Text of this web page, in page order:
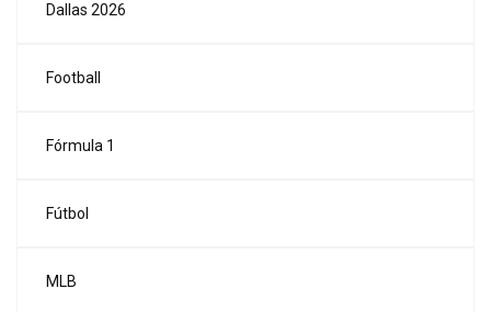
Dallas 2026
Football
Fórmula 1
Fútbol
MLB